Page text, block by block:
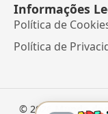
Informações
Política de
Política de
© 2026 Mundo